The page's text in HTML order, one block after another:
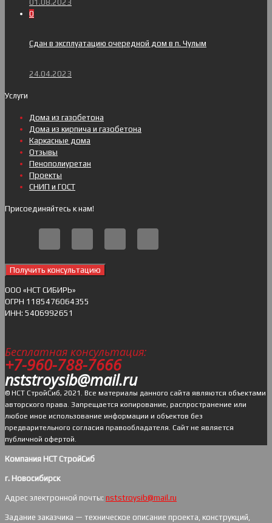
01.08.2023
0
Сдан в эксплуатацию очередной дом в п. Чулым
24.04.2023
Услуги
Дома из газобетона
Дома из кирпича и газобетона
Каркасные дома
Отзывы
Пенополиуретан
Проекты
СНИП и ГОСТ
Присоединяйтесь к нам!
Получить консультацию
ОOO «НСТ СИБИРЬ»
ОГРН 1185476064355
ИНН: 5406992651
Бесплатная консультация:
+7-960-788-7666
nststroysib@mail.ru
© НСТ СтройСиб, 2021. Все материалы данного сайта являются объектами
авторского права. Запрещается копирование, распространение или
любое иное использование информации и объектов без
предварительного согласия правообладателя. Cайт не является
публичной офертой.
Компания НСТ СтройСиб
г. Новосибирск
Адрес электронной почты: nststroysib@mail.ru
Задание заказчика — техническое описание проекта, конструкций,